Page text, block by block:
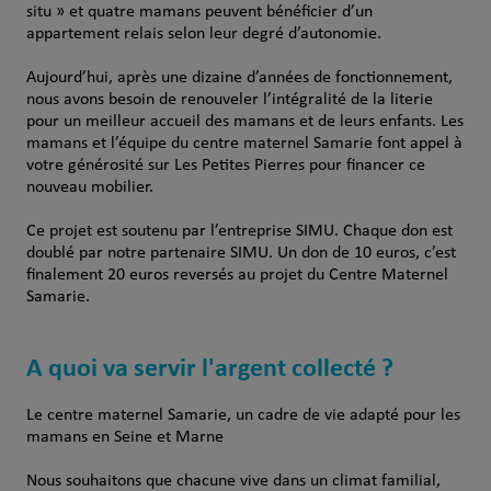
situ » et quatre mamans peuvent bénéficier d’un
appartement relais selon leur degré d’autonomie.
Aujourd’hui, après une dizaine d’années de fonctionnement,
nous avons besoin de renouveler l’intégralité de la literie
pour un meilleur accueil des mamans et de leurs enfants. Les
mamans et l’équipe du centre maternel Samarie font appel à
votre générosité sur Les Petites Pierres pour financer ce
nouveau mobilier.
Ce projet est soutenu par l’entreprise SIMU. Chaque don est
doublé par notre partenaire SIMU. Un don de 10 euros, c’est
finalement 20 euros reversés au projet du Centre Maternel
Samarie.
A quoi va servir l'argent collecté ?
Le centre maternel Samarie, un cadre de vie adapté pour les
mamans en Seine et Marne
Nous souhaitons que chacune vive dans un climat familial,